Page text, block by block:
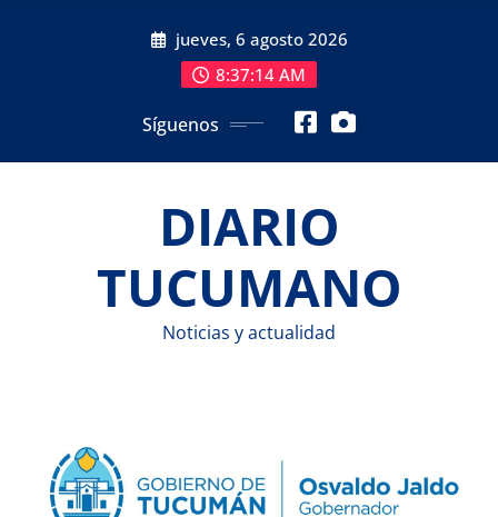
jueves, 6 agosto 2026
8:37:15 AM
Síguenos
DIARIO
TUCUMANO
Noticias y actualidad